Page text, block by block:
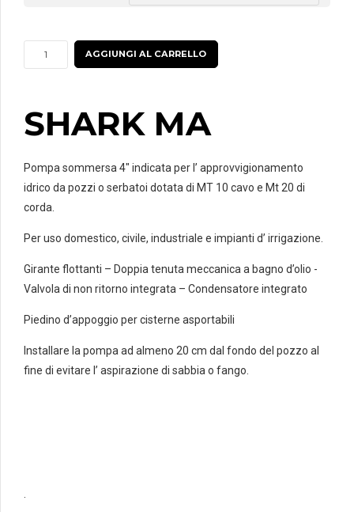
€310.00
€330.00
SHARK
MA
GLONG
AGGIUNGI AL CARRELLO
SHARK MA
Pompa sommersa 4″ indicata per l’ approvvigionamento
idrico da pozzi o serbatoi dotata di MT 10 cavo e Mt 20 di
corda.
Per uso domestico, civile, industriale e impianti d’ irrigazione.
Girante flottanti – Doppia tenuta meccanica a bagno d’olio -
Valvola di non ritorno integrata – Condensatore integrato
Piedino d’appoggio per cisterne asportabili
Installare la pompa ad almeno 20 cm dal fondo del pozzo al
fine di evitare l’ aspirazione di sabbia o fango.